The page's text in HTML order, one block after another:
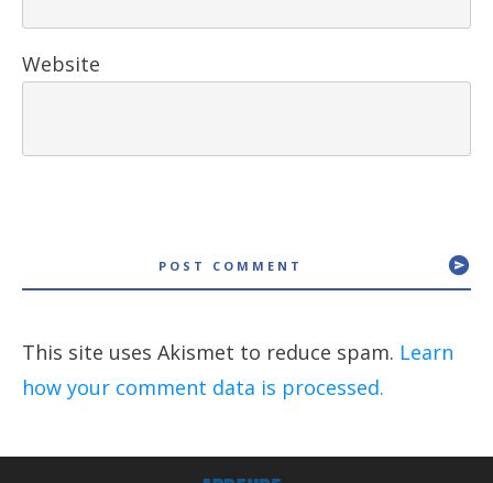
Website
POST COMMENT
This site uses Akismet to reduce spam. Learn
how your comment data is processed.